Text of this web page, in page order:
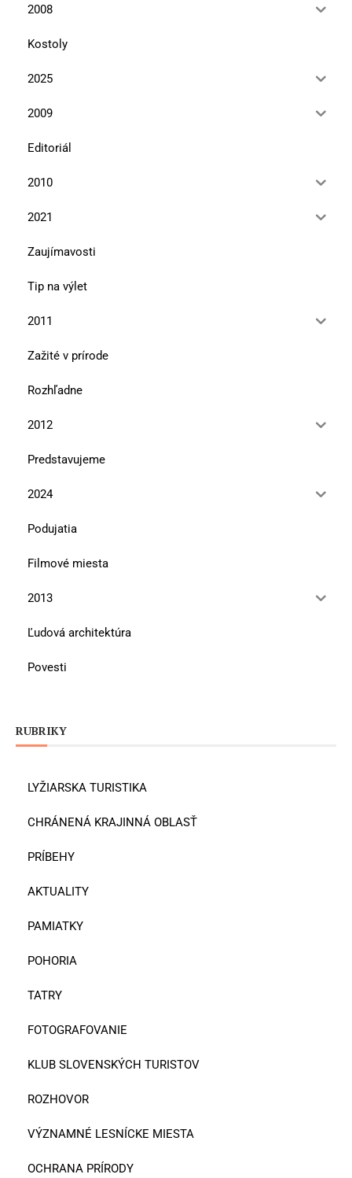
2008
Kostoly
2025
2009
Editoriál
2010
2021
Zaujímavosti
Tip na výlet
2011
Zažité v prírode
Rozhľadne
2012
Predstavujeme
2024
Podujatia
Filmové miesta
2013
Ľudová architektúra
Povesti
RUBRIKY
LYŽIARSKA TURISTIKA
CHRÁNENÁ KRAJINNÁ OBLASŤ
PRÍBEHY
AKTUALITY
PAMIATKY
POHORIA
TATRY
FOTOGRAFOVANIE
KLUB SLOVENSKÝCH TURISTOV
ROZHOVOR
VÝZNAMNÉ LESNÍCKE MIESTA
OCHRANA PRÍRODY